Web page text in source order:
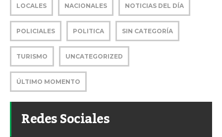
LOCALES NACIONALES NOTICIAS DEL DÍA
POLICIALES POLITICA SIN CATEGORÍA
TURISMO UNCATEGORIZED
ÚLTIMO MOMENTO
Redes Sociales